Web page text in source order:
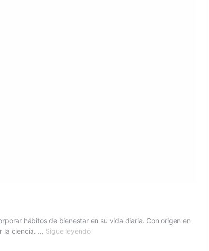
hábitos de bienestar en su vida diaria. Con origen en
la ciencia. … Sigue leyendoEl